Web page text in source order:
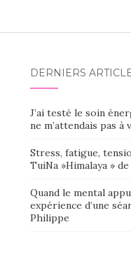
DERNIERS
J’ai testé le soin
ne m’attendais pas
Stress, fatigue,
TuiNa »Himalaya »
Quand le mental
expérience d’une
Philippe